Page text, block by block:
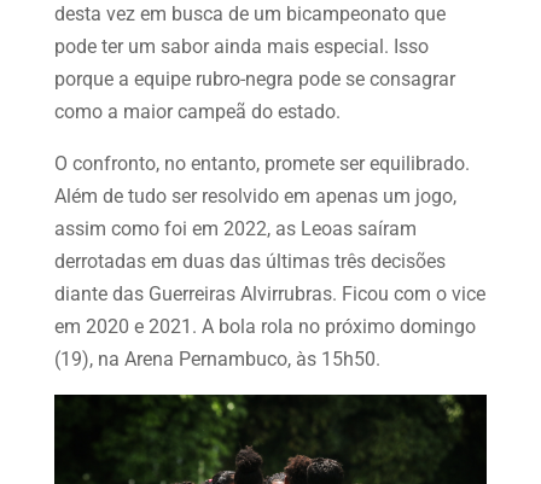
desta vez em busca de um bicampeonato que
pode ter um sabor ainda mais especial. Isso
porque a equipe rubro-negra pode se consagrar
como a maior campeã do estado.
O confronto, no entanto, promete ser equilibrado.
Além de tudo ser resolvido em apenas um jogo,
assim como foi em 2022, as Leoas saíram
derrotadas em duas das últimas três decisões
diante das Guerreiras Alvirrubras. Ficou com o vice
em 2020 e 2021. A bola rola no próximo domingo
(19), na Arena Pernambuco, às 15h50.